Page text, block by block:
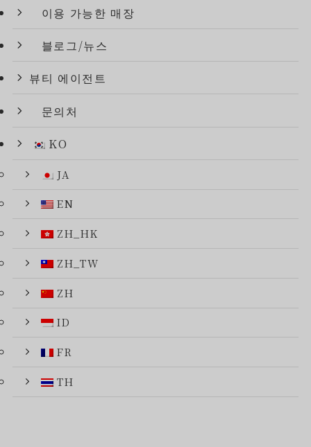
이용 가능한 매장
블로그/뉴스
뷰티 에이전트
문의처
KO
JA
EN
ZH_HK
ZH_TW
ZH
ID
FR
TH